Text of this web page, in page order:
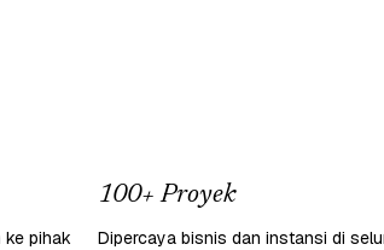
pihak
100+ Proyek
Dipercaya bisnis dan instansi di